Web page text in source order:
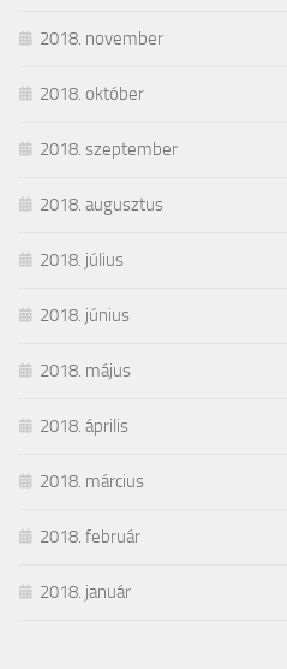
2018. november
2018. október
2018. szeptember
2018. augusztus
2018. július
2018. június
2018. május
2018. április
2018. március
2018. február
2018. január